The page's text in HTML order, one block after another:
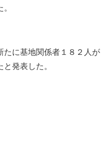
たに基地関係者１８２人が
発表した。